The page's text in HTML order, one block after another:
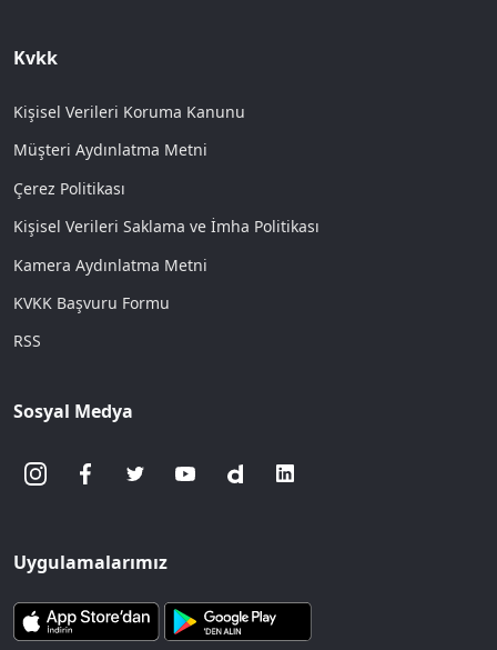
Kvkk
Kişisel Verileri Koruma Kanunu
Müşteri Aydınlatma Metni
Çerez Politikası
Kişisel Verileri Saklama ve İmha Politikası
Kamera Aydınlatma Metni
KVKK Başvuru Formu
RSS
Sosyal Medya
Uygulamalarımız